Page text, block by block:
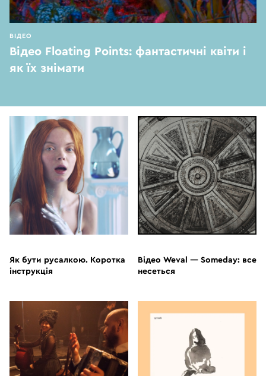
ВІДЕО
Відео Floating Points: фантастичні квіти і
як їх знімати
Як бути русалкою. Коротка
інструкція
Відео Weval — Someday: все
несеться